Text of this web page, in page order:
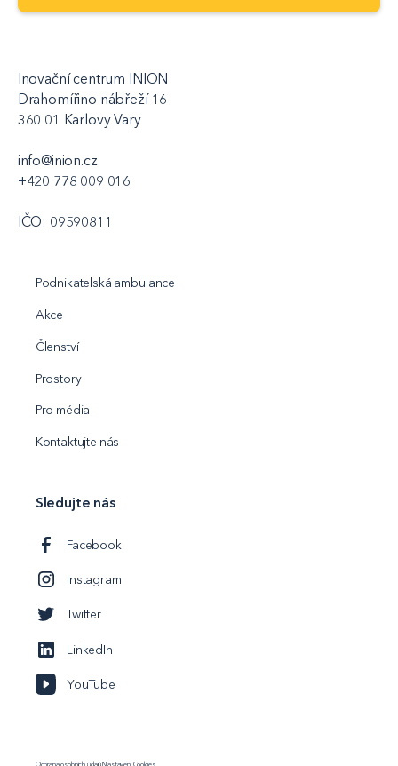
Inovační centrum INION
Drahomířino nábřeží 16
360 01 Karlovy Vary
info@inion.cz
+420 778 009 016
IČO: 09590811
Podnikatelská ambulance
Akce
Členství
Prostory
Pro média
Kontaktujte nás
Sledujte nás
Facebook
Instagram
Twitter
LinkedIn
YouTube